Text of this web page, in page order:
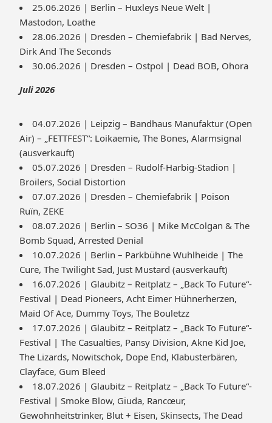
25.06.2026 | Berlin – Huxleys Neue Welt |
Mastodon, Loathe
28.06.2026 | Dresden – Chemiefabrik | Bad Nerves,
Dirk And The Seconds
30.06.2026 | Dresden – Ostpol | Dead BOB, Ohora
Juli 2026
04.07.2026 | Leipzig – Bandhaus Manufaktur (Open
Air) – „FETTFEST“: Loikaemie, The Bones, Alarmsignal
(ausverkauft)
05.07.2026 | Dresden – Rudolf-Harbig-Stadion |
Broilers, Social Distortion
07.07.2026 | Dresden – Chemiefabrik | Poison
Ruïn, ZEKE
08.07.2026 | Berlin – SO36 | Mike McColgan & The
Bomb Squad, Arrested Denial
10.07.2026 | Berlin – Parkbühne Wuhlheide | The
Cure, The Twilight Sad, Just Mustard (ausverkauft)
16.07.2026 | Glaubitz – Reitplatz – „Back To Future“-
Festival | Dead Pioneers, Acht Eimer Hühnerherzen,
Maid Of Ace, Dummy Toys, The Bouletzz
17.07.2026 | Glaubitz – Reitplatz – „Back To Future“-
Festival | The Casualties, Pansy Division, Akne Kid Joe,
The Lizards, Nowitschok, Dope End, Klabusterbären,
Clayface, Gum Bleed
18.07.2026 | Glaubitz – Reitplatz – „Back To Future“-
Festival | Smoke Blow, Giuda, Rancœur,
Gewohnheitstrinker, Blut + Eisen, Skinsects, The Dead